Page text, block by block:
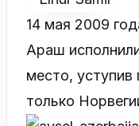
14 мая 2009
Араш
место, уступив
только